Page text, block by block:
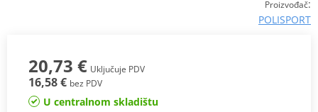
Proizvođač:
POLISPORT
20,73 € Uključuje PDV
16,58 € bez PDV
U centralnom skladištu